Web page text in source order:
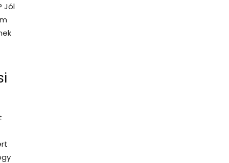
Jól